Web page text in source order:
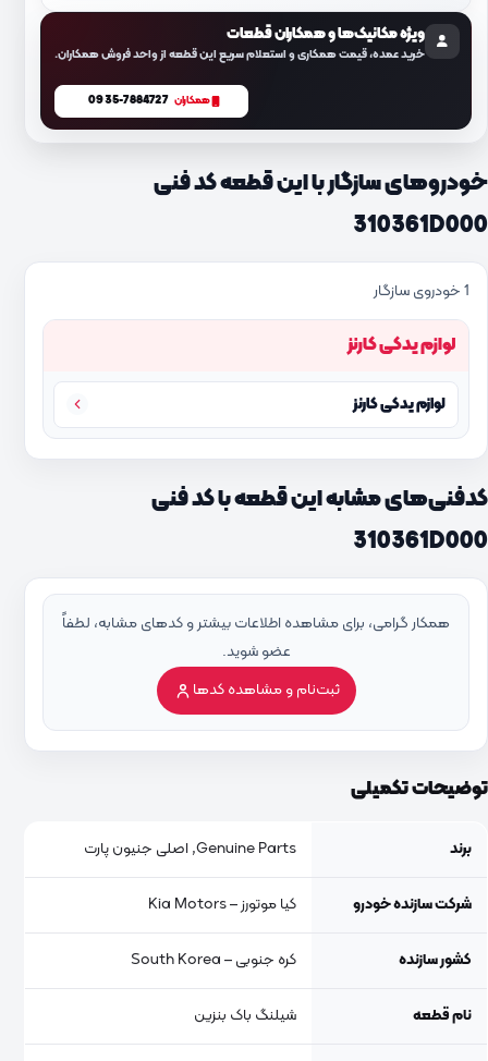
ویژه مکانیک‌ها و همکاران قطعات
خرید عمده، قیمت همکاری و استعلام سریع این قطعه از واحد فروش همکاران.
همکاران 0935-7884727
خودروهای سازگار با این قطعه کد فنی
310361D000
1 خودروی سازگار
لوازم یدکی کارنز
لوازم یدکی کارنز
کدفنی‌های مشابه این قطعه با کد فنی
310361D000
همکار گرامی، برای مشاهده اطلاعات بیشتر و کدهای مشابه، لطفاً
عضو شوید.
ثبت‌نام و مشاهده کدها
توضیحات تکمیلی
برند Genuine Parts, اصلی جنیون پارت
شرکت سازنده خودرو کیا موتورز – Kia Motors
کشور سازنده کره جنوبی – South Korea
نام قطعه شیلنگ باک بنزین